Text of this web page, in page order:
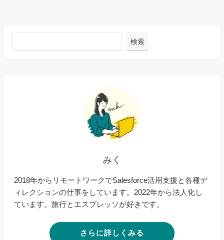
検索
みく
2018年からリモートワークでSalesforce活用支援と各種デ
ィレクションの仕事をしています。2022年から法人化し
ています。旅行とエスプレッソが好きです。
さらに詳しくみる